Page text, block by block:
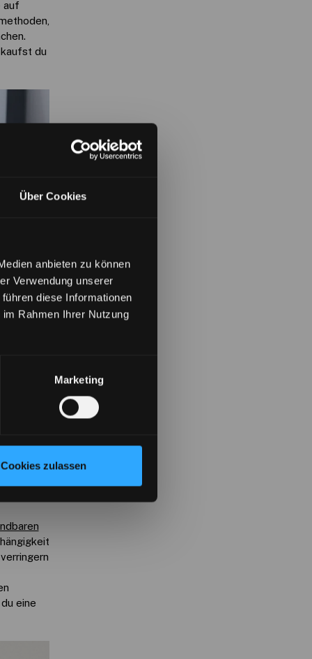
Über Cookies
anbieten zu können
Verwendung unserer
diese Informationen
Rahmen Ihrer Nutzung
Marketing
Cookies zulassen
auf
du
eine